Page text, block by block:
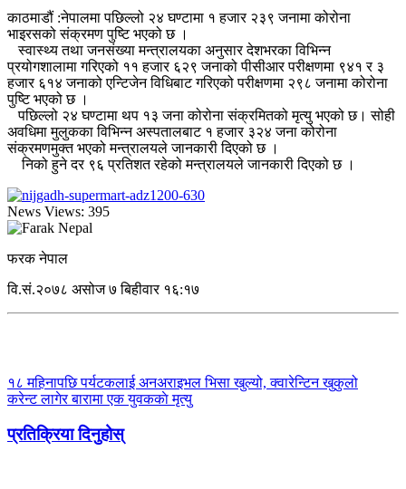
काठमाडौं :नेपालमा पछिल्लो २४ घण्टामा १ हजार २३९ जनामा कोरोना
भाइरसको संक्रमण पुष्टि भएको छ ।
स्वास्थ्य तथा जनसंख्या मन्त्रालयका अनुसार देशभरका विभिन्न
प्रयोगशालामा गरिएको ११ हजार ६२९ जनाको पीसीआर परीक्षणमा ९४१ र ३
हजार ६१४ जनाको एन्टिजेन विधिबाट गरिएको परीक्षणमा २९८ जनामा कोरोना
पुष्टि भएको छ ।
पछिल्लो २४ घण्टामा थप १३ जना कोरोना संक्रमितको मृत्यु भएको छ। सोही
अवधिमा मुलुकका विभिन्न अस्पतालबाट १ हजार ३२४ जना कोरोना
संक्रमणमुक्त भएको मन्त्रालयले जानकारी दिएको छ ।
निको हुने दर ९६ प्रतिशत रहेको मन्त्रालयले जानकारी दिएको छ ।
News Views: 395
फरक नेपाल
वि.सं.२०७८ असोज ७ बिहीवार १६:१७
१८ महिनापछि पर्यटकलाई अनअराइभल भिसा खुल्यो, क्वारेन्टिन खुकुलो
करेन्ट लागेर बारामा एक युवककाे मृत्यु
प्रतिक्रिया दिनुहोस्